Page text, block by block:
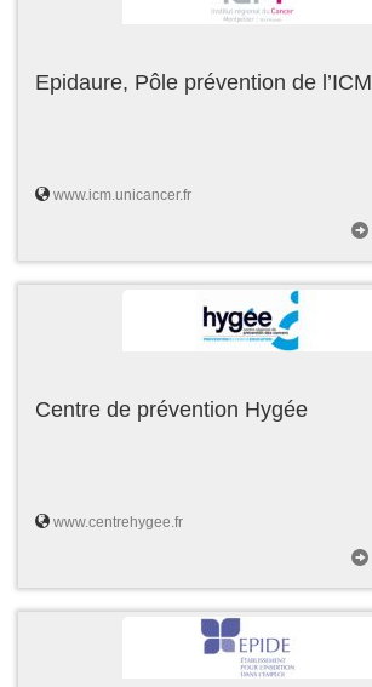
Epidaure, Pôle prévention de l’ICM
www.icm.unicancer.fr
Centre de prévention Hygée
www.centrehygee.fr